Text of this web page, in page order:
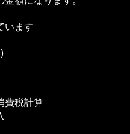
います
費税計算